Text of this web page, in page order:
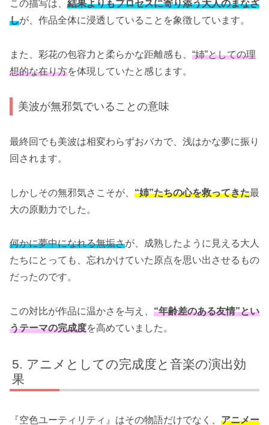
この描写は、 結果よりもプロセスに寄り添う大人のまなざ
しが、作品全体に浸透していることを象徴しています。
また、彩花の包容力と柔らかな距離感も、 “姉”としての理
想的な在り方を体現していたと感じます。
美波が無邪気でいることの意味
最終回でも美波は相変わらずおバカで、浅はかな夢に振り
回されます。
しかしその無邪気さこそが、 “姉”たちの心を救ってきた最
大の原動力でした。
何かに夢中になれる無垢さが、成熟したように見える大人
たちにとっても、忘れかけていた原点を思い出させるもの
だったのです。
この対比が作品に温かさを与え、 “年齢差のある友情”とい
うテーマの完成度を高めていました。
アニメとしての完成度と音楽の演出効
果
『空色ユーティリティ』はその物語だけでなく、 アニメー